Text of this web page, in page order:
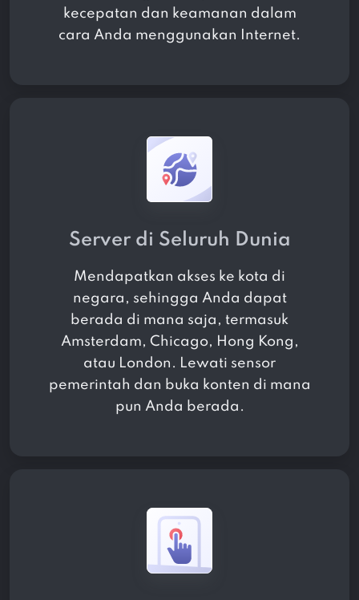
kecepatan dan keamanan dalam
cara Anda menggunakan Internet.
Server di Seluruh Dunia
Mendapatkan akses ke kota di
negara, sehingga Anda dapat
berada di mana saja, termasuk
Amsterdam, Chicago, Hong Kong,
atau London. Lewati sensor
pemerintah dan buka konten di mana
pun Anda berada.